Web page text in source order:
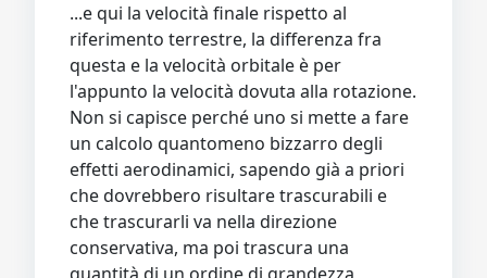
...e qui la velocità finale rispetto al
riferimento terrestre, la differenza fra
questa e la velocità orbitale è per
l'appunto la velocità dovuta alla rotazione.
Non si capisce perché uno si mette a fare
un calcolo quantomeno bizzarro degli
effetti aerodinamici, sapendo già a priori
che dovrebbero risultare trascurabili e
che trascurarli va nella direzione
conservativa, ma poi trascura una